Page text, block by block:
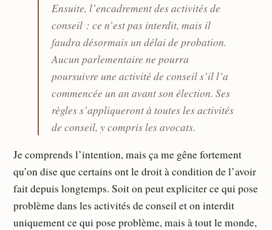
Ensuite, l’encadrement des activités de
conseil : ce n’est pas interdit, mais il
faudra désormais un délai de probation.
Aucun parlementaire ne pourra
poursuivre une activité de conseil s’il l’a
commencée un an avant son élection. Ses
règles s’appliqueront à toutes les activités
de conseil, y compris les avocats.
Je comprends l’intention, mais ça me gêne fortement
qu’on dise que certains ont le droit à condition de l’avoir
fait depuis longtemps. Soit on peut expliciter ce qui pose
problème dans les activités de conseil et on interdit
uniquement ce qui pose problème, mais à tout le monde,